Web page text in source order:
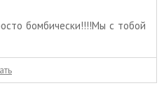
бомбически!!!!Мы с тобой